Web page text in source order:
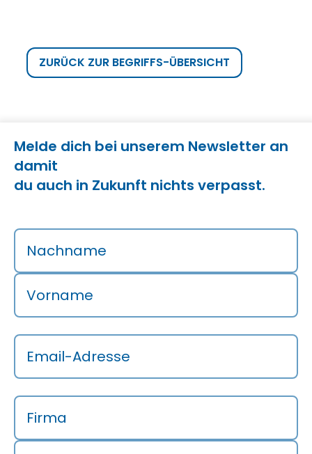
ZURÜCK ZUR BEGRIFFS-ÜBERSICHT
Melde dich bei unserem Newsletter an
damit
du auch in Zukunft nichts verpasst.
Nachname
Vorname
Email-Adresse
Firma